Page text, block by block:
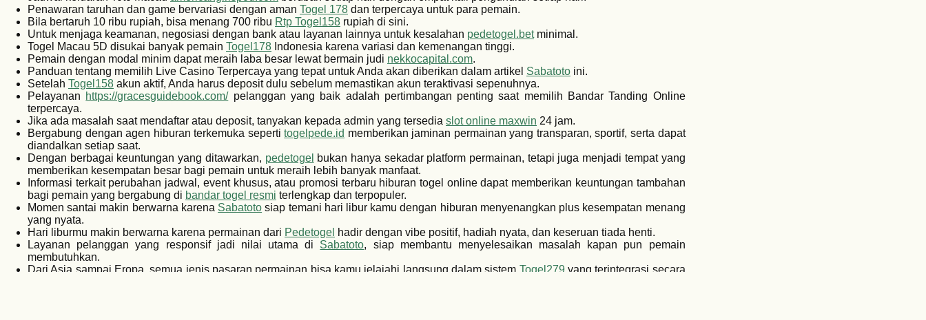
Penawaran taruhan dan game bervariasi dengan aman Togel 178 dan terpercaya untuk para pemain.
Bila bertaruh 10 ribu rupiah, bisa menang 700 ribu Rtp Togel158 rupiah di sini.
Untuk menjaga keamanan, negosiasi dengan bank atau layanan lainnya untuk kesalahan pedetogel.betminimal.
Togel Macau 5D disukai banyak pemain Togel178 Indonesia karena variasi dan kemenangan tinggi.
Pemain dengan modal minim dapat meraih laba besar lewat bermain judi nekkocapital.com.
Panduan tentang memilih Live Casino Terpercaya yang tepat untuk Anda akan diberikan dalam artikel Sabatoto ini.
Setelah Togel158 akun aktif, Anda harus deposit dulu sebelum memastikan akun teraktivasi sepenuhnya.
Pelayanan https://gracesguidebook.com/ pelanggan yang baik adalah pertimbangan penting saat memilih Bandar Tanding Online
terpercaya.
Jika ada masalah saat mendaftar atau deposit, tanyakan kepada admin yang tersedia slot online maxwin 24 jam.
Bergabung dengan agen hiburan terkemuka sepertitogelpede.id memberikan jaminan permainan yang transparan, sportif, serta dapat
diandalkan setiap saat.
Dengan berbagai keuntungan yang ditawarkan, pedetogel bukan hanya sekadar platform permainan, tetapi juga menjadi tempat yang
memberikan kesempatan besar bagi pemain untuk meraih lebih banyak manfaat.
Informasi terkait perubahan jadwal, event khusus, atau promosi terbaru hiburan togel online dapat memberikan keuntungan tambahan
bagi pemain yang bergabung di bandar togel resmi terlengkap dan terpopuler.
Momen santai makin berwarna karena Sabatoto siap temani hari libur kamu dengan hiburan menyenangkan plus kesempatan menang
yang nyata.
Hari liburmu makin berwarna karena permainan dari Pedetogel hadir dengan vibe positif, hadiah nyata, dan keseruan tiada henti.
Layanan pelanggan yang responsif jadi nilai utama di Sabatoto, siap membantu menyelesaikan masalah kapan pun pemain
membutuhkan.
Dari Asia sampai Eropa, semua jenis pasaran permainan bisa kamu jelajahi langsung dalam sistem Togel279yang terintegrasi secara